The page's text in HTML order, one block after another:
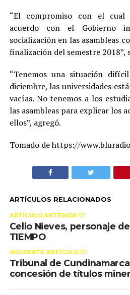
“El compromiso con el cual
acuerdo con el Gobierno
socialización en las asambleas
finalización del semestre 2018”,
“Tenemos una situación
diciembre, las universidades
vacías. No tenemos a los
las asambleas para explicar los
ellos”, agregó.
Tomado de https://
ARTÍCULOS RELACIONADOS
ARTÍCULO ANTERIOR 👉🏻
Celio Nieves, personaje
TIEMPO
SIGUIENTE ARTÍCULO 👈🏻
Tribunal de
concesión de títulos